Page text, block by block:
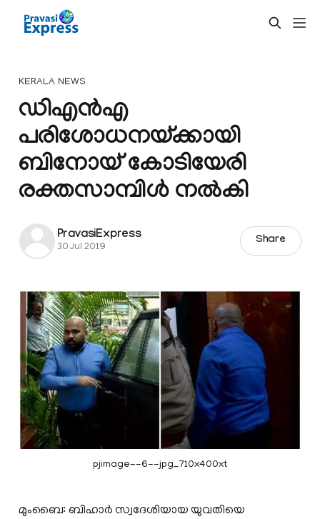
KERALA NEWS
ഡിഎന്‍എ
പരിശോധനയ്ക്കായി
ബിനോയ് കോടിയേരി
രക്തസാമ്പിള്‍ നല്‍കി
PravasiExpress
30 Jul 2019
Share
pjimage--6--jpg_710x400xt
മുംബൈ: ബിഹാർ സ്വദേശിയായ യുവതിയെ